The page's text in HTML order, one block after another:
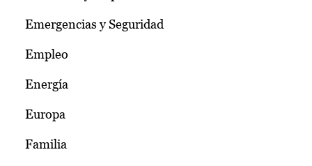
Emergencias y Seguridad
Empleo
Energía
Europa
Familia